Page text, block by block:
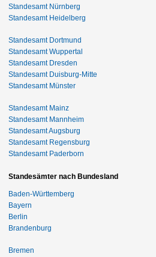
Standesamt Nürnberg
Standesamt Heidelberg
Standesamt Dortmund
Standesamt Wuppertal
Standesamt Dresden
Standesamt Duisburg-Mitte
Standesamt Münster
Standesamt Mainz
Standesamt Mannheim
Standesamt Augsburg
Standesamt Regensburg
Standesamt Paderborn
Standesämter nach Bundesland
Baden-Württemberg
Bayern
Berlin
Brandenburg
Bremen